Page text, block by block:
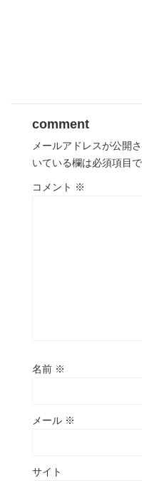
comment
メールアドレスが公開
いている欄は必須項目
コメント ※
名前 ※
メール ※
サイト